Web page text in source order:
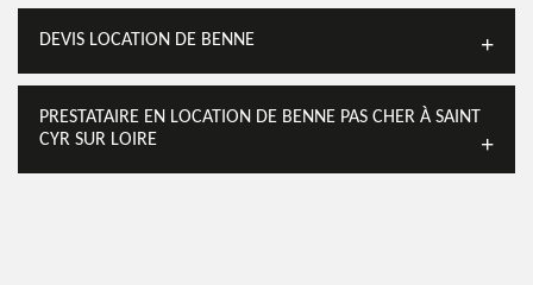
DEVIS LOCATION DE BENNE
PRESTATAIRE EN LOCATION DE BENNE PAS CHER À SAINT
CYR SUR LOIRE